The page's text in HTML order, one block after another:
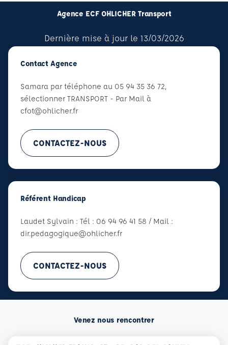
Agence ECF OHLICHER Transport
Dernière mise à jour le 13/03/2026
Contact Agence
Samara par téléphone au 05 94 35 36 72,
sélectionner TRANSPORT - Par Mail à
cfot@ohlicher.fr
CONTACTEZ-NOUS
Référent Handicap
Laudet Sylvain : Tél : 06 94 96 41 58 / Mail :
dir.pedagogique@ohlicher.fr
CONTACTEZ-NOUS
Venez nous rencontrer